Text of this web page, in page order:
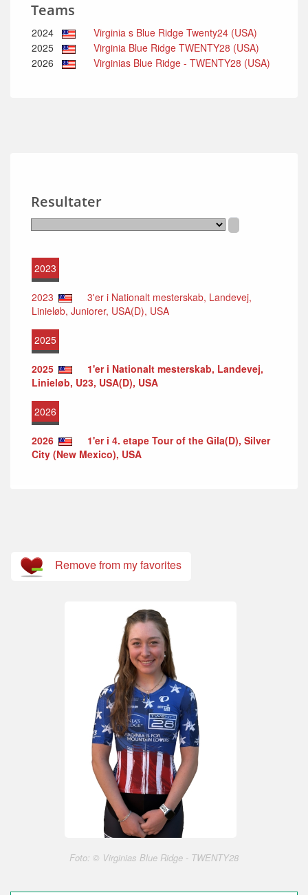
Teams
2024
Virginia s Blue Ridge Twenty24 (USA)
2025
Virginia Blue Ridge TWENTY28 (USA)
2026
Virginias Blue Ridge - TWENTY28 (USA)
Resultater
2023
2023
3'er i Nationalt mesterskab, Landevej,
Linieløb, Juniorer, USA(D), USA
2025
2025
1'er i Nationalt mesterskab, Landevej,
Linieløb, U23, USA(D), USA
2026
2026
1'er i 4. etape Tour of the Gila(D), Silver
City (New Mexico), USA
Remove from my favorites
Foto: © Virginias Blue Ridge - TWENTY28